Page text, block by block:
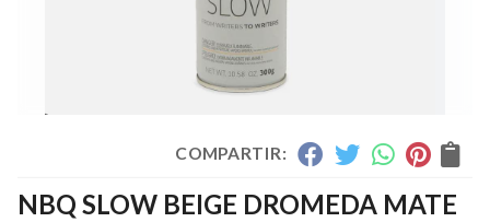
COMPARTIR:
NBQ SLOW BEIGE DROMEDA MATE